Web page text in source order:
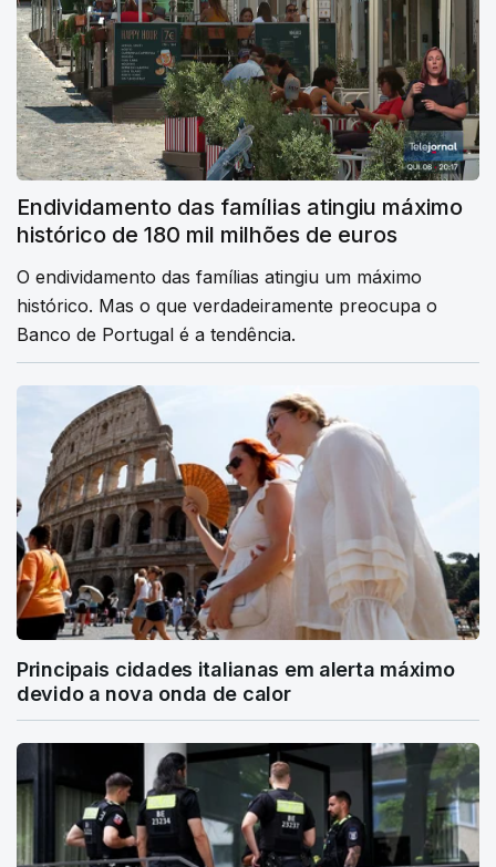
Endividamento das famílias atingiu máximo
histórico de 180 mil milhões de euros
O endividamento das famílias atingiu um máximo
histórico. Mas o que verdadeiramente preocupa o
Banco de Portugal é a tendência.
Principais cidades italianas em alerta máximo
devido a nova onda de calor